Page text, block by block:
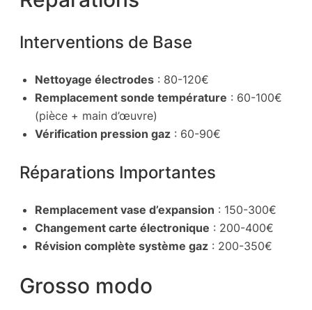
Interventions de Base
Nettoyage électrodes : 80-120€
Remplacement sonde température : 60-100€
(pièce + main d’œuvre)
Vérification pression gaz : 60-90€
Réparations Importantes
Remplacement vase d’expansion : 150-300€
Changement carte électronique : 200-400€
Révision complète système gaz : 200-350€
Grosso modo